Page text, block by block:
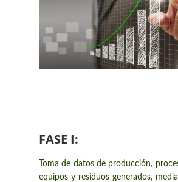
FASE I:
Toma de datos de producción,
equipos y residuos generados,